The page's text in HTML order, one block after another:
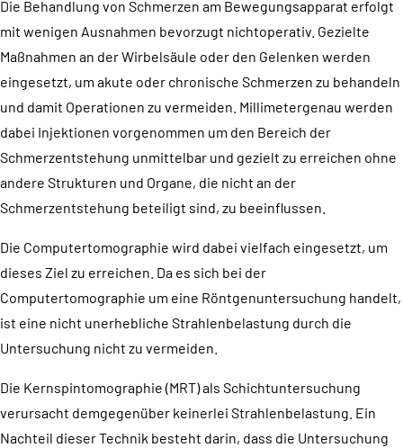
Die Behandlung von Schmerzen am Bewegungsapparat erfolgt
mit wenigen Ausnahmen bevorzugt nichtoperativ. Gezielte
Maßnahmen an der Wirbelsäule oder den Gelenken werden
eingesetzt, um akute oder chronische Schmerzen zu behandeln
und damit Operationen zu vermeiden. Millimetergenau werden
dabei Injektionen vorgenommen um den Bereich der
Schmerzentstehung unmittelbar und gezielt zu erreichen ohne
andere Strukturen und Organe, die nicht an der
Schmerzentstehung beteiligt sind, zu beeinflussen.
Die Computertomographie wird dabei vielfach eingesetzt, um
dieses Ziel zu erreichen. Da es sich bei der
Computertomographie um eine Röntgenuntersuchung handelt,
ist eine nicht unerhebliche Strahlenbelastung durch die
Untersuchung nicht zu vermeiden.
Die Kernspintomographie (MRT) als Schichtuntersuchung
verursacht demgegenüber keinerlei Strahlenbelastung. Ein
Nachteil dieser Technik besteht darin, dass die Untersuchung